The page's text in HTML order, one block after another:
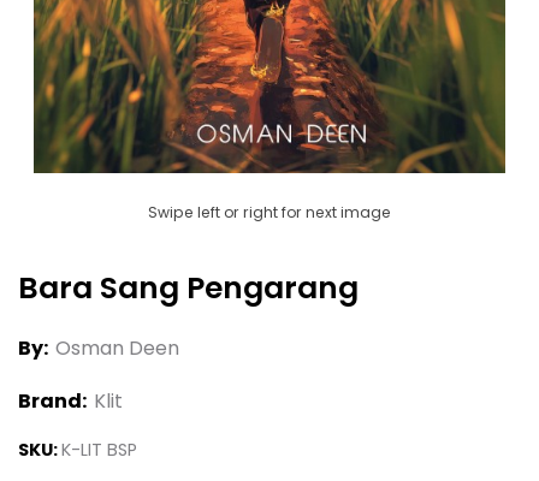
Swipe left or right for next image
Bara Sang Pengarang
By: Osman Deen
Brand: Klit
SKU:K-LIT BSP